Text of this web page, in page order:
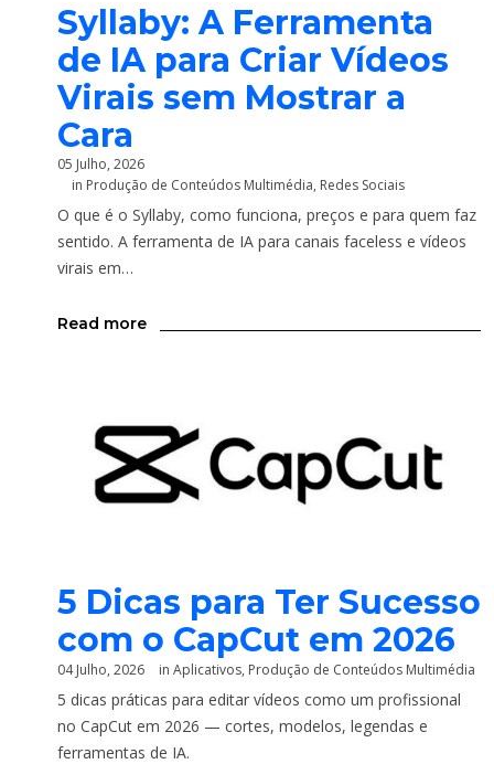
Syllaby: A Ferramenta
de IA para Criar Vídeos
Virais sem Mostrar a
Cara
05 Julho, 2026
in Produção de Conteúdos Multimédia, Redes Sociais
O que é o Syllaby, como funciona, preços e para quem faz
sentido. A ferramenta de IA para canais faceless e vídeos
virais em…
Read more
5 Dicas para Ter Sucesso
com o CapCut em 2026
04 Julho, 2026 in Aplicativos, Produção de Conteúdos Multimédia
5 dicas práticas para editar vídeos como um profissional
no CapCut em 2026 — cortes, modelos, legendas e
ferramentas de IA.